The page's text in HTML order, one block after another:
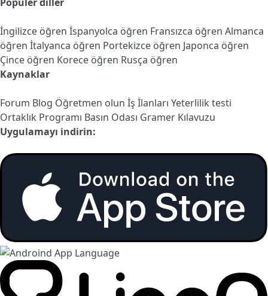
İngilizce öğren İspanyolca öğren Fransızca öğren Almanca
öğren İtalyanca öğren Portekizce öğren Japonca öğren
Çince öğren Korece öğren Rusça öğren
Kaynaklar
Forum Blog Öğretmen olun İş İlanları Yeterlilik testi
Ortaklık Programı Basın Odası Gramer Kılavuzu
Uygulamayı indirin: